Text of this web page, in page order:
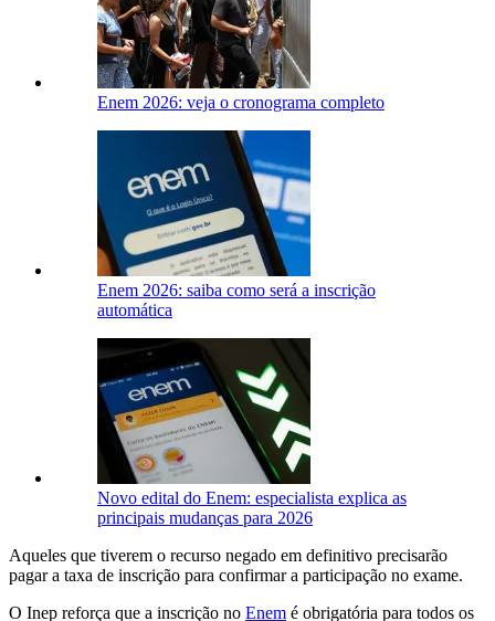
Enem 2026: veja o cronograma completo
Enem 2026: saiba como será a inscrição
automática
Novo edital do Enem: especialista explica as
principais mudanças para 2026
Aqueles que tiverem o recurso negado em definitivo precisarão
pagar a taxa de inscrição para confirmar a participação no exame.
O Inep reforça que a inscrição no Enem é obrigatória para todos os